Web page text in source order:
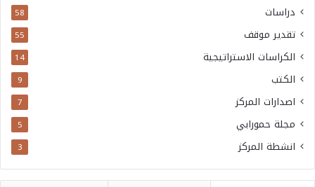
دراسات 58
تقدير موقف 55
الكراسات الاستراتيجية 14
الكتب 9
اصدارات المركز 7
مجلة حمورابي 5
انشطة المركز 3